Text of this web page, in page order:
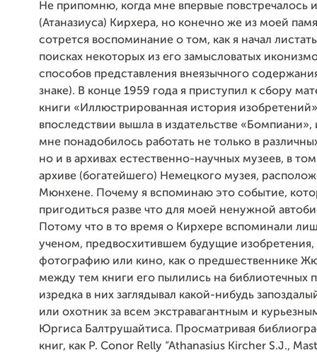
Не припомню, когда мне впервые повстречалось
(Атаназиуса) Кирхера, но конечно же из моей
сотрется воспоминание о том, как я начал
поисках некоторых из его замысловатых
способов представления внеязычного
знаке). В конце 1959 года я приступил к сбору
книги «Иллюстрированная история
впоследствии вышла в издательстве «Бомпиани»,
мне понадобилось работать не только в
но и в архивах естественно-научных музеев, в
архиве (богатейшего) Немецкого музея,
Мюнхене. Почему я вспоминаю это событие,
пригодиться разве что для моей ненужной
Потому что в то время о Кирхере вспоминали
ученом, предвосхитившем будущие
фотографию или кино, как о предшественнике
между тем книги его пылились на библиотечных
изредка в них заглядывал какой-нибудь
или охотник за всем экстравагантным и
Юргиса Балтрушайтиса. Просматривая
книг, как Р. Conor Relly “Athanasius Kircher S.J.,